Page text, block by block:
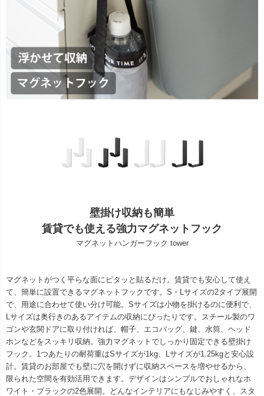
壁掛け収納も簡単
賃貸でも使える強力マグネットフック
マグネットハンガーフック tower
マグネットがつく平らな面にピタッと貼るだけ。賃貸でも安心して使え
て、簡単に設置できるマグネットフックです。S・Lサイズの2タイプ展開
で、用途に合わせて使い分け可能。Sサイズは小物を掛けるのに便利で、
Lサイズは奥行きのあるアイテムの収納にぴったりです。スチール製のワ
ゴンや玄関ドアに取り付ければ、帽子、エコバッグ、鍵、水筒、ヘッド
ホンなどをスッキリ収納。強力マグネットでしっかり固定できる壁掛け
フック。1つあたりの耐荷重はSサイズが1kg、Lサイズが1.25kgと安心設
計。賃貸のお部屋でも壁に穴を開けずに収納スペースを増やせるから、
限られた空間を有効活用できます。デザインはシンプルでおしゃれなホ
ワイト・ブラックの2色展開。どんなインテリアにもなじみやすく、スタ